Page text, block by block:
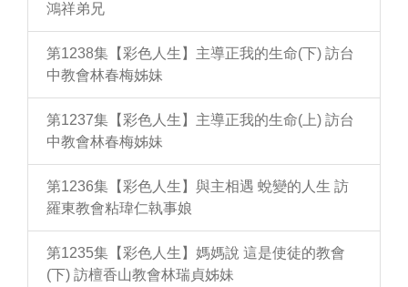
鴻祥弟兄
第1238集【彩色人生】主導正我的生命(下) 訪台
中教會林春梅姊妹
第1237集【彩色人生】主導正我的生命(上) 訪台
中教會林春梅姊妹
第1236集【彩色人生】與主相遇 蛻變的人生 訪
羅東教會粘瑋仁執事娘
第1235集【彩色人生】媽媽說 這是使徒的教會
(下) 訪檀香山教會林瑞貞姊妹